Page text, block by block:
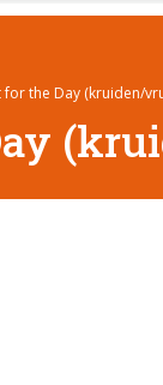
for the Day (kruiden/